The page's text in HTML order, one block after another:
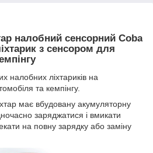
налобний сенсорний Coba
з сенсором для
налобних ліхтариків на
та кемпінгу.
має вбудовану акумуляторну
заряджатися і вмикати
на повну зарядку або заміну